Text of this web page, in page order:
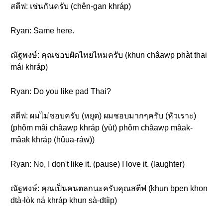
สตีฟ: เช่นกันครับ (chên-gan khráp)
Ryan: Same here.
ณัฐพงษ์: คุณชอบผัดไทยไหมครับ (khun châawp phàt thai
mái khráp)
Ryan: Do you like pad Thai?
สตีฟ: ผมไม่ชอบครับ (หยุด) ผมชอบมากๆครับ (หัวเราะ)
(phǒm mâi châawp khráp (yùt) phǒm châawp mâak-
mâak khráp (hǔua-ráw))
Ryan: No, I don't like it. (pause) I love it. (laughter)
ณัฐพงษ์: คุณเป็นคนตลกนะครับคุณสตีฟ (khun bpen khon
dtà-lòk ná khráp khun sà-dtíip)